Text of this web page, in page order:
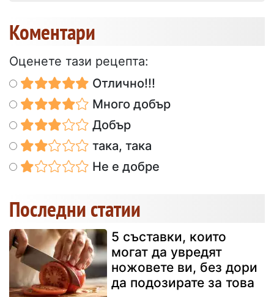
Коментари
Оценете тази рецепта:
Отлично!!!
Много добър
Добър
така, така
Не е добре
Последни статии
5 съставки, които
могат да увредят
ножовете ви, без дори
да подозирате за това